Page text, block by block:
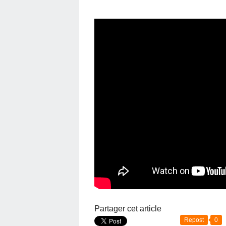
Partager cet article
Repost 0